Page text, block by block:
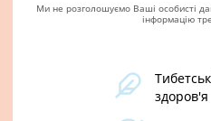
Ми не розголошуємо Ваші особисті
інформацію
здоров'я